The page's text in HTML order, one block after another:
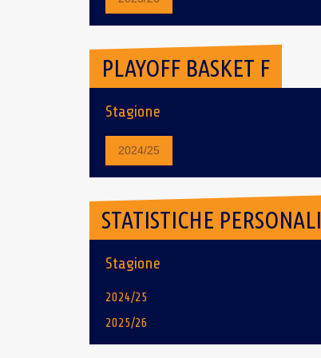
PLAYOFF BASKET F
Stagione
2024/25
STATISTICHE PERSONALI
Stagione
2024/25
2025/26